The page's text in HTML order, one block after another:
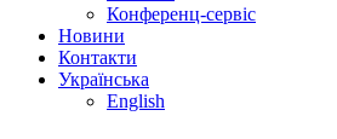
Конференц-сервіс
Новини
Контакти
Українська
English